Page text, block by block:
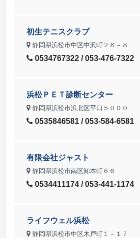
初生テニスクラブ
静岡県浜松市中区中沢町２６－８
0534767322 / 053-476-7322
浜松ＰＥＴ診断センター
静岡県浜松市浜北区平口５０００
0535846581 / 053-584-6581
有限会社ジャスト
静岡県浜松市南区卸本町６６
0534411174 / 053-441-1174
ライフウェル浜松
静岡県浜松市中区木戸町１－１７